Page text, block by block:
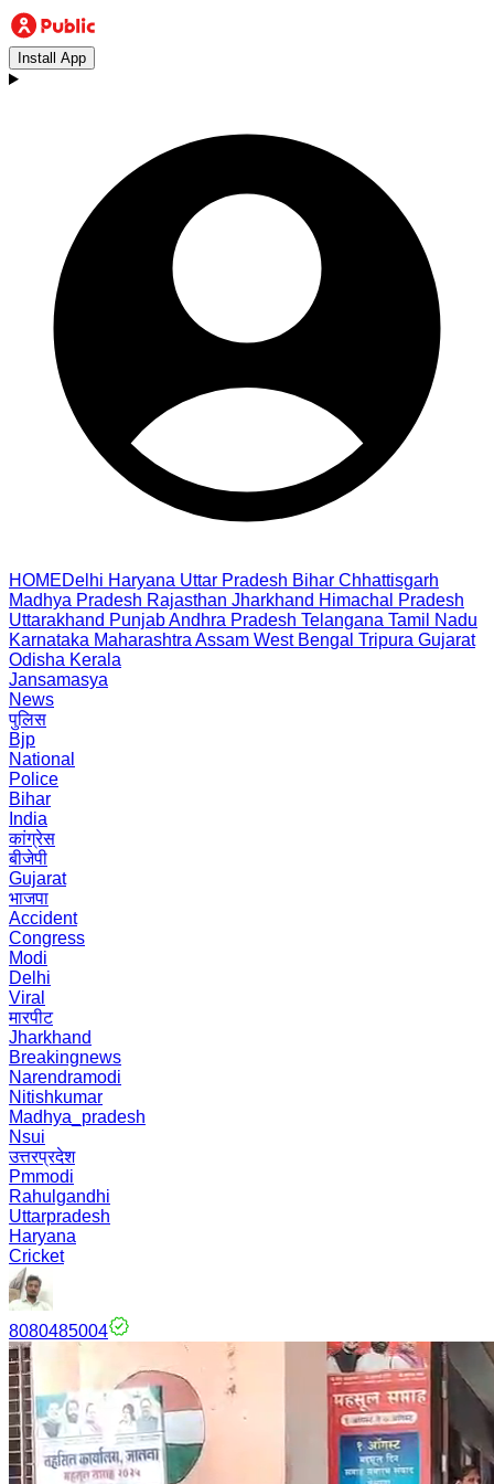
Install App
HOMEDelhi Haryana Uttar Pradesh Bihar Chhattisgarh
Madhya Pradesh Rajasthan Jharkhand Himachal Pradesh
Uttarakhand PunjabAndhra Pradesh Telangana Tamil Nadu
Karnataka Maharashtra Assam West Bengal Tripura Gujarat
Odisha Kerala
Jansamasya
News
पुलिस
Bjp
National
Police
Bihar
India
कांग्रेस
बीजेपी
Gujarat
भाजपा
Accident
Congress
Modi
Delhi
Viral
मारपीट
Jharkhand
Breakingnews
Narendramodi
Nitishkumar
Madhya_pradesh
Nsui
उत्तरप्रदेश
Pmmodi
Rahulgandhi
Uttarpradesh
Haryana
Cricket
8080485004